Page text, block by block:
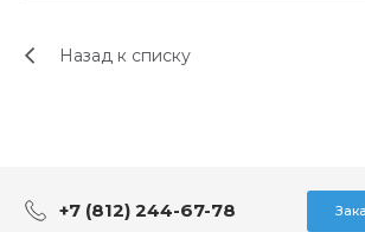
Назад к списку
+7 (812) 244-67-78